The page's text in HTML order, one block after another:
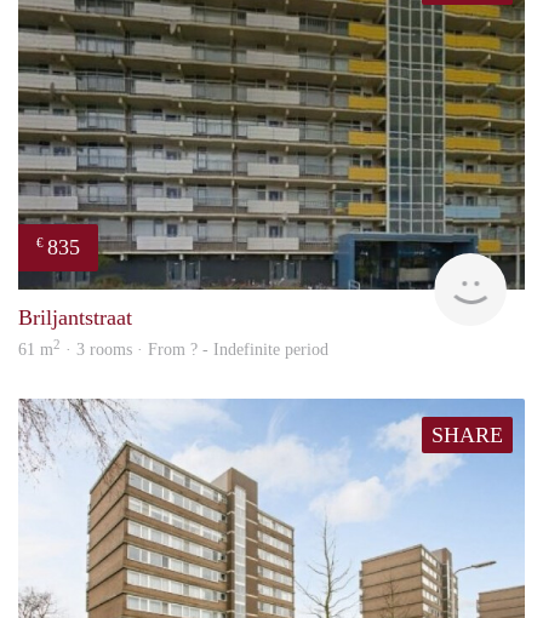
€ 835
rent
Briljantstraat
61 m2 · 3 rooms · From ? - Indefinite period
SHARE